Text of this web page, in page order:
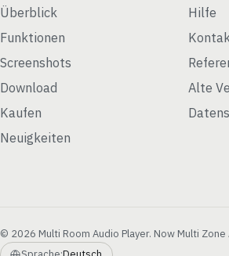
Überblick
Funktionen
Screenshots
Download
Kaufen
Neuigkeiten
Hilfe
Alte
© 2026 Multi Room Audio Player. Now Multi Zone